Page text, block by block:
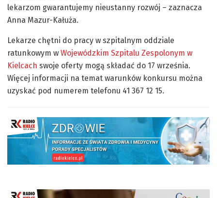
lekarzom gwarantujemy nieustanny rozwój – zaznacza
Anna Mazur-Kałuża.
Lekarze chętni do pracy w szpitalnym oddziale
ratunkowym w Wojewódzkim Szpitalu Zespolonym w
Kielcach swoje oferty mogą składać do 17 września.
Więcej informacji na temat warunków konkursu można
uzyskać pod numerem telefonu 41 367 12 15.